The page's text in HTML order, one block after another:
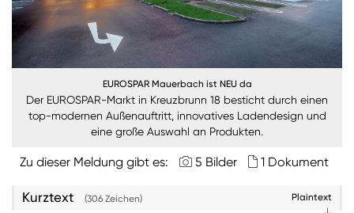
Nachhaltigkeit
Sie wollen unsere aktuellen Medienmitteilungen
automatisch per E-Mail erhalten? Dann tragen Sie
einfach Ihre Daten in unseren Presseverteiler ein
(Bitte beachten Sie, dass der Presseverteiler
ausschließlich für Medienkontakte und nicht für
EUROSPAR Mauerbach ist NEU da
Der EUROSPAR-Markt in Kreuzbrunn 18 besticht durch einen
top-modernen Außenauftritt, innovatives Ladendesign und
eine große Auswahl an Produkten.
Zu dieser Meldung gibt es: 5 Bilder 1 Dokument
Kurztext (306 Zeichen) Plaintext